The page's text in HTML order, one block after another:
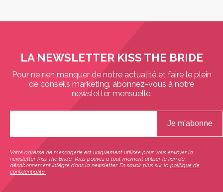
LA NEWSLETTER KISS THE BRIDE
Pour ne rien manquer de notre actualité et faire le plein
de conseils marketing, abonnez-vous à notre
newsletter mensuelle.
Votre adresse de messagerie est uniquement utilisée pour vous envoyer la
newsletter Kiss The Bride. Vous pouvez à tout moment utiliser le lien de
désabonnement intégré dans la newsletter. En savoir plus sur la politique de
confidentialité.